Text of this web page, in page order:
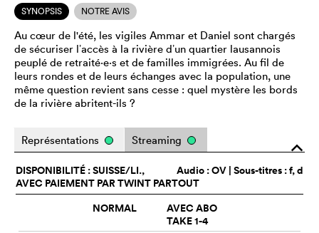
SYNOPSIS NOTRE AVIS
Au cœur de l'été, les vigiles Ammar et Daniel sont chargés
de sécuriser lʼaccès à la rivière dʼun quartier lausannois
peuplé de retraité·e·s et de familles immigrées. Au fil de
leurs rondes et de leurs échanges avec la population, une
même question revient sans cesse : quel mystère les bords
de la rivière abritent-ils ?
o
Représentations Streaming
Audio :OV | Sous-titres : f, d
DISPONIBILITÉ : SUISSE/LI.,
AVEC PAIEMENT PAR TWINT PARTOUT
NORMAL
AVEC ABO
TAKE 1-4